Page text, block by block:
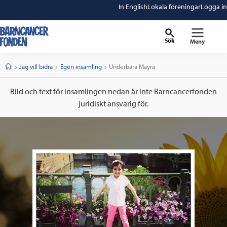
In EnglishLokala föreningarLogga in
Sök Meny
StartJag vill bidra Egen insamling Current:
Underbara Mayra
Bild och text för insamlingen nedan är inte Barncancerfonden
juridiskt ansvarig för.